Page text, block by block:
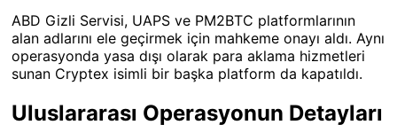
ABD Gizli Servisi, UAPS ve PM2BTC platformlarının
alan adlarını ele geçirmek için mahkeme onayı aldı. Aynı
operasyonda yasa dışı olarak para aklama hizmetleri
sunan Cryptex isimli bir başka platform da kapatıldı.
Uluslararası Operasyonun Detayları